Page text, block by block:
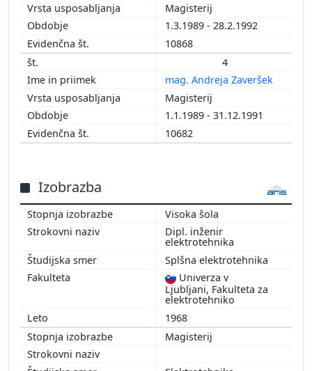
Magisterij
1.3.1989 - 28.2.1992
10868
4
mag. Andreja Zaveršek
Magisterij
1.1.1989 - 31.12.1991
10682
Izobrazba
Visoka šola
Dipl. inženir
elektrotehnika
Splšna elektrotehnika
Univerza v
Ljubljani, Fakulteta za
elektrotehniko
1968
Magisterij